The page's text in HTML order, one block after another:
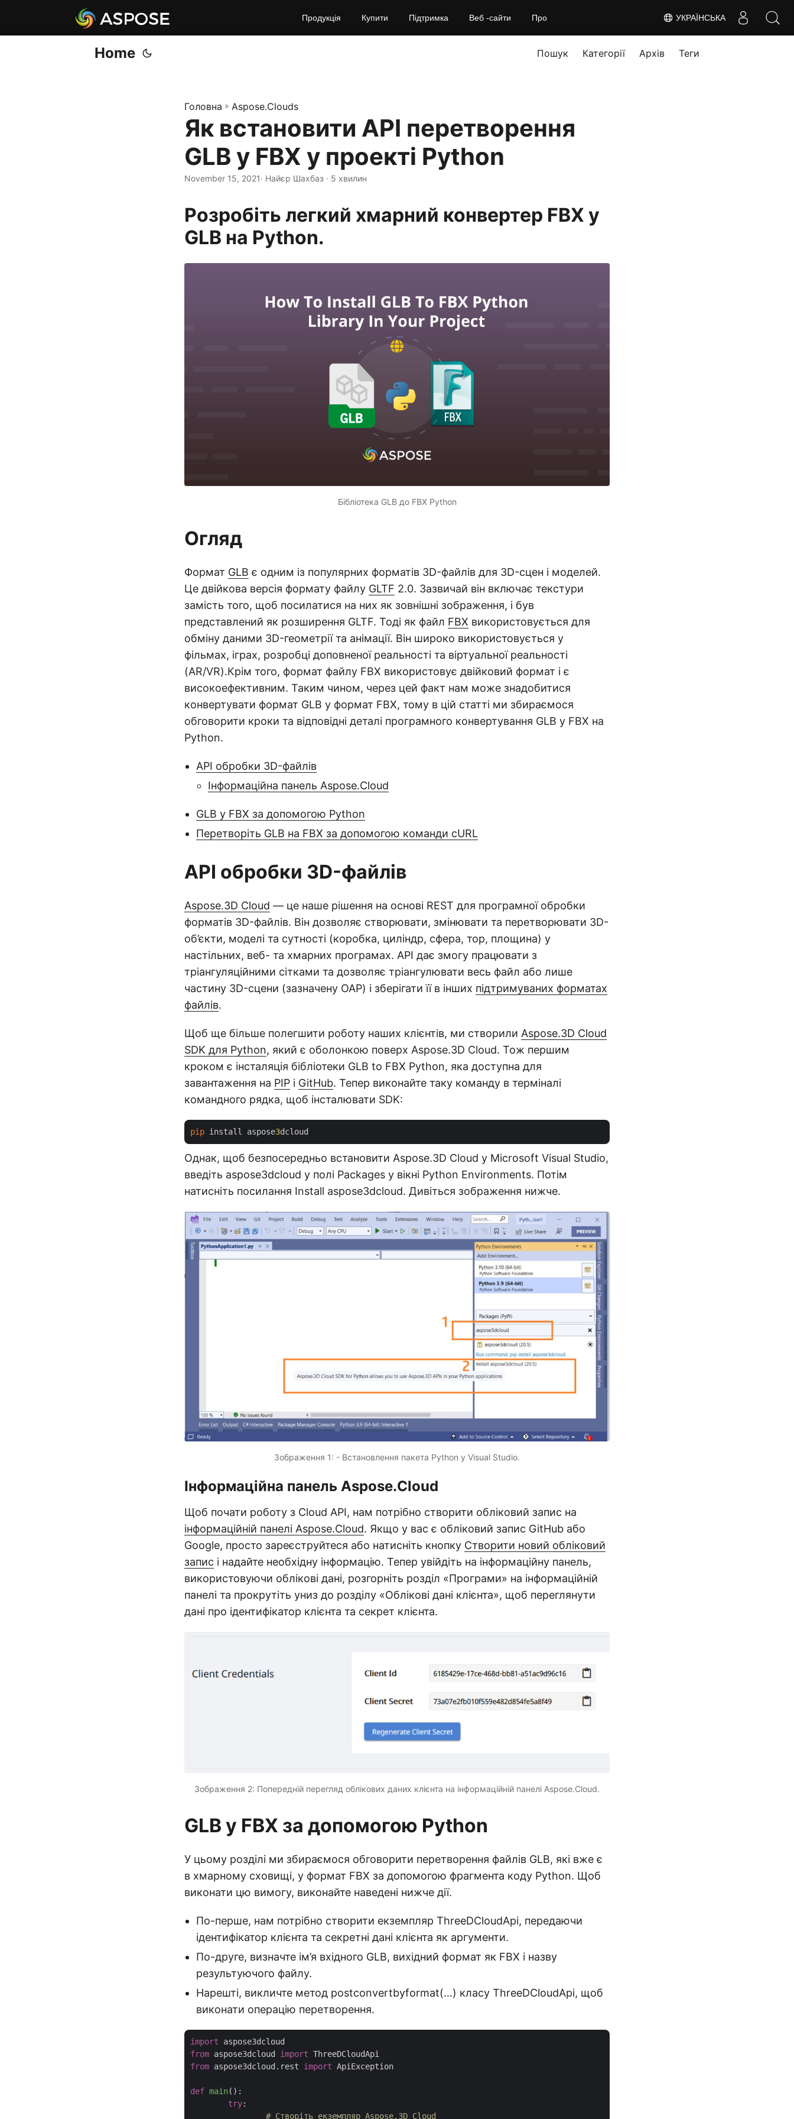
УКРАЇНСЬКА
Продукція Купити Підтримка Веб -сайти Про
Home Пошук Категорії Архів Теги
Головна » Aspose.Clouds
Як встановити API перетворення
GLB у FBX у проекті Python
November 15, 2021· Найєр Шахбаз · 5 хвилин
Розробіть легкий хмарний конвертер FBX у
GLB на Python.
Бібліотека GLB до FBX Python
Огляд
Формат GLB є одним із популярних форматів 3D-файлів для 3D-сцен і моделей.
Це двійкова версія формату файлу GLTF 2.0. Зазвичай він включає текстури
замість того, щоб посилатися на них як зовнішні зображення, і був
представлений як розширення GLTF. Тоді як файл FBX використовується для
обміну даними 3D-геометрії та анімації. Він широко використовується у
фільмах, іграх, розробці доповненої реальності та віртуальної реальності
(AR/VR).Крім того, формат файлу FBX використовує двійковий формат і є
високоефективним. Таким чином, через цей факт нам може знадобитися
конвертувати формат GLB у формат FBX, тому в цій статті ми збираємося
обговорити кроки та відповідні деталі програмного конвертування GLB у FBX на
Python.
API обробки 3D-файлів
Інформаційна панель Aspose.Cloud
GLB у FBX за допомогою Python
Перетворіть GLB на FBX за допомогою команди cURL
API обробки 3D-файлів
Aspose.3D Cloud — це наше рішення на основі REST для програмної обробки
форматів 3D-файлів. Він дозволяє створювати, змінювати та перетворювати 3D-
об’єкти, моделі та сутності (коробка, циліндр, сфера, тор, площина) у
настільних, веб- та хмарних програмах. API дає змогу працювати з
тріангуляційними сітками та дозволяє тріангулювати весь файл або лише
частину 3D-сцени (зазначену OAP) і зберігати її в інших підтримуваних форматах
файлів.
Щоб ще більше полегшити роботу наших клієнтів, ми створили Aspose.3D Cloud
SDK для Python, який є оболонкою поверх Aspose.3D Cloud. Тож першим
кроком є інсталяція бібліотеки GLB to FBX Python, яка доступна для
завантаження на PIP і GitHub. Тепер виконайте таку команду в терміналі
командного рядка, щоб інсталювати SDK:
pip install aspose3
Однак, щоб безпосередньо встановити Aspose.3D Cloud у Microsoft Visual Studio,
введіть aspose3dcloud у полі Packages у вікні Python Environments. Потім
натисніть посилання Install aspose3dcloud. Дивіться зображення нижче.
Зображення 1: - Встановлення пакета Python у Visual Studio.
Інформаційна панель Aspose.Cloud
Щоб почати роботу з Cloud API, нам потрібно створити обліковий запис на
інформаційній панелі Aspose.Cloud. Якщо у вас є обліковий запис GitHub або
Google, просто зареєструйтеся або натисніть кнопку Створити новий обліковий
запис і надайте необхідну інформацію. Тепер увійдіть на інформаційну панель,
використовуючи облікові дані, розгорніть розділ «Програми» на інформаційній
панелі та прокрутіть униз до розділу «Облікові дані клієнта», щоб переглянути
дані про ідентифікатор клієнта та секрет клієнта.
Зображення 2: Попередній перегляд облікових даних клієнта на інформаційній панелі Aspose.Cloud.
GLB у FBX за допомогою Python
У цьому розділі ми збираємося обговорити перетворення файлів GLB, які вже є
в хмарному сховищі, у формат FBX за допомогою фрагмента коду Python. Щоб
виконати цю вимогу, виконайте наведені нижче дії.
По-перше, нам потрібно створити екземпляр ThreeDCloudApi, передаючи
ідентифікатор клієнта та секретні дані клієнта як аргументи.
По-друге, визначте ім’я вхідного GLB, вихідний формат як FBX і назву
результуючого файлу.
Нарешті, викличте метод postconvertbyformat(…) класу ThreeDCloudApi, щоб
виконати операцію перетворення.
import
from aspose3dcloud import
from aspose3dcloud.rest import ApiException
def main():
try:
# Створіть екземпляр Aspose.3D Cloud